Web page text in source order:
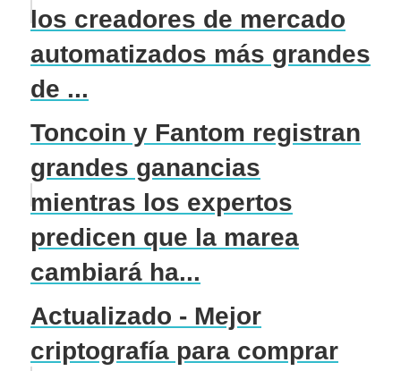
los creadores de mercado
automatizados más grandes
de ...
Toncoin y Fantom registran
grandes ganancias
mientras los expertos
predicen que la marea
cambiará ha...
Actualizado - Mejor
criptografía para comprar